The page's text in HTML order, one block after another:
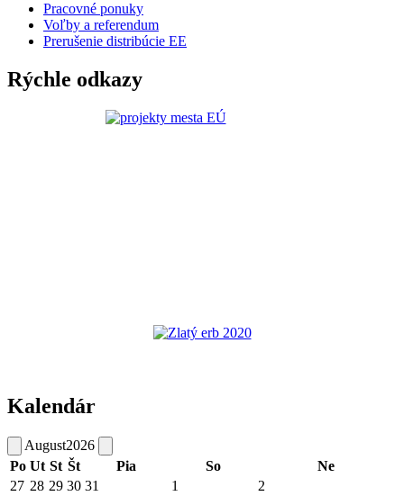
Pracovné ponuky
Voľby a referendum
Prerušenie distribúcie EE
Rýchle odkazy
Kalendár
August2026
Po Ut St Št Pia So
Ne
27 28 29 30 31 1 2